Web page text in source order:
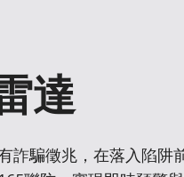
達
騙徵兆，在落入陷阱